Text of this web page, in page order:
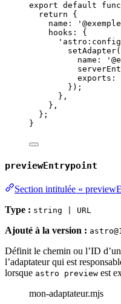
export default
return {
name:
'
hooks: {
'
setAdapter
name:
'
exports: [
});
} ,
} ,
};
}
previewEntrypoint
Section intitulée «
Type : string | URL
Ajouté à la version :
Définit le chemin ou l’ID
l’adaptateur qui est
lorsque astro preview est
mon-adaptateur.mjs